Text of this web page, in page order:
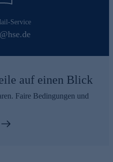
Service
auf einen Blick
Faire Bedingungen und